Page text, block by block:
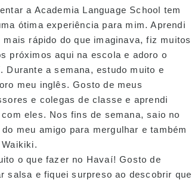
a Academia Language School tem
ótima experiência para mim. Aprendi
mais rápido do que imaginava, fiz muitos
próximos aqui na escola e adoro o
Durante a semana, estudo muito e
meu inglês. Gosto de meus
e colegas de classe e aprendi
com eles. Nos fins de semana, saio no
do meu amigo para mergulhar e também
o que fazer no Havaí! Gosto de
salsa e fiquei surpreso ao descobrir que